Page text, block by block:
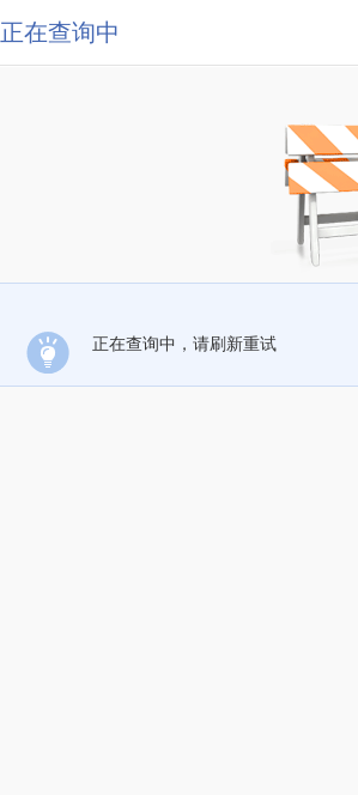
正在查询中
正在查询中，请刷新重试